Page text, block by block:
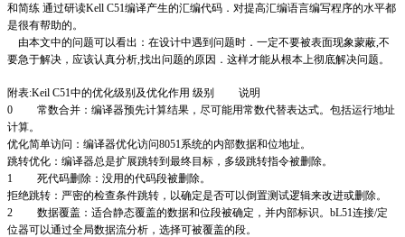
和简练 通过研读Kell C51编译产生的汇编代码．对提高汇编语言编写程序的水平都
是很有帮助的。
由本文中的问题可以看出：在设计中遇到问题时．一定不要被表面现象蒙蔽,不
要急于解决，应该认真分析,找出问题的原因．这样才能从根本上彻底解决问题。
附表:Keil C51中的优化级别及优化作用 级别 说明
0 常数合并：编译器预先计算结果，尽可能用常数代替表达式。包括运行地址
计算。
优化简单访问：编译器优化访问8051系统的内部数据和位地址。
跳转优化：编译器总是扩展跳转到最终目标，多级跳转指令被删除。
1 死代码删除：没用的代码段被删除。
拒绝跳转：严密的检查条件跳转，以确定是否可以倒置测试逻辑来改进或删除。
2 数据覆盖：适合静态覆盖的数据和位段被确定，并内部标识。bL51连接/定
位器可以通过全局数据流分析，选择可被覆盖的段。